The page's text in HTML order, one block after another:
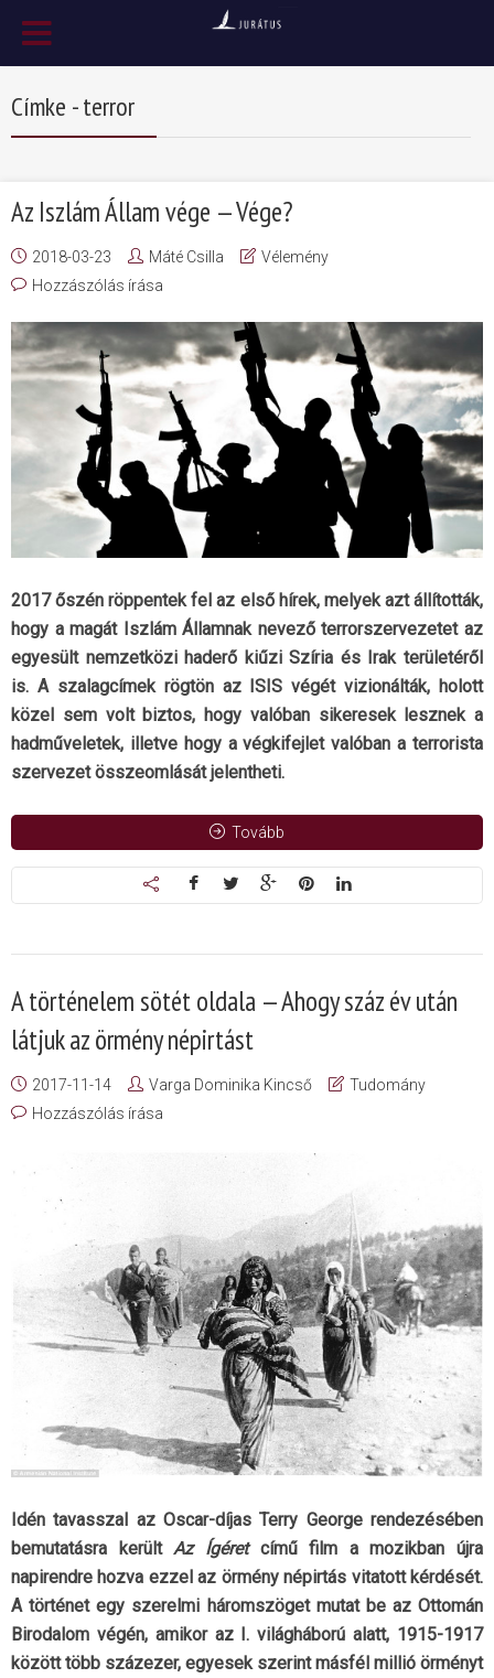
Címke - terror
Az Iszlám Állam vége — Vége?
2018-03-23 Máté Csilla
Vélemény
Hozzászólás írása
2017 őszén röppentek fel az első hírek, melyek azt állították,
hogy a magát Iszlám Államnak nevező terrorszervezetet az
egyesült nemzetközi haderő kiűzi Szíria és Irak területéről
is. A szalagcímek rögtön az ISIS végét vizionálták, holott
közel sem volt biztos, hogy valóban sikeresek lesznek a
hadműveletek, illetve hogy a végkifejlet valóban a terrorista
szervezet összeomlását jelentheti.
Tovább
A történelem sötét oldala — Ahogy száz év után
látjuk az örmény népirtást
2017-11-14 Varga Dominika Kincső
Tudomány
Hozzászólás írása
Idén tavasszal az Oscar-díjas Terry George rendezésében
bemutatásra kerültAz Ígéretcímű film a mozikban újra
napirendre hozva ezzel az örmény népirtás vitatott kérdését.
A történet egy szerelmi háromszöget mutat be az Ottomán
Birodalom végén, amikor az I. világháború alatt, 1915-1917
között több százezer, egyesek szerint másfél millió örményt